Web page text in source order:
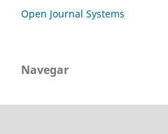
Open Journal Systems
Navegar